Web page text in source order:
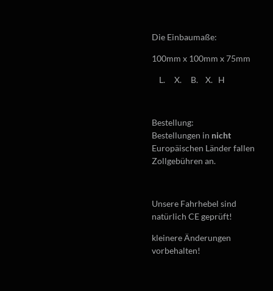
Die Einbaumaße:
100mm x 100mm x 75mm
L. X. B. X. H
Bestellung:
Bestellungen in nicht
Europäischen Länder fallen
Zollgebühren an.
Unsere Fahrhebel sind
natürlich CE geprüft!
kleinere Änderungen
vorbehalten!